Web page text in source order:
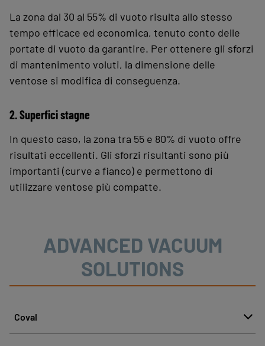
La zona dal 30 al 55% di vuoto risulta allo stesso
tempo efficace ed economica, tenuto conto delle
portate di vuoto da garantire. Per ottenere gli sforzi
di mantenimento voluti, la dimensione delle
ventose si modifica di conseguenza.
2. Superfici stagne
In questo caso, la zona tra 55 e 80% di vuoto offre
risultati eccellenti. Gli sforzi risultanti sono più
importanti (curve a fianco) e permettono di
utilizzare ventose più compatte.
ADVANCED VACUUM
SOLUTIONS
Coval